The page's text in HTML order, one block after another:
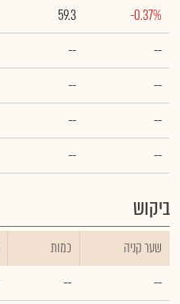
-0.37%
59.3
--
--
--
--
--
--
--
--
ביקוש
שער קניה כמות
--
--